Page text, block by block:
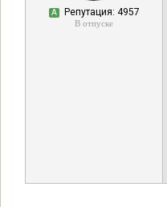
А Репутация: 4957
В отпуске